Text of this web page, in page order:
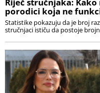
Riječ stručnjaka:
porodici koja ne
Statistike pokazuju da je broj
stručnjaci ističu da postoje